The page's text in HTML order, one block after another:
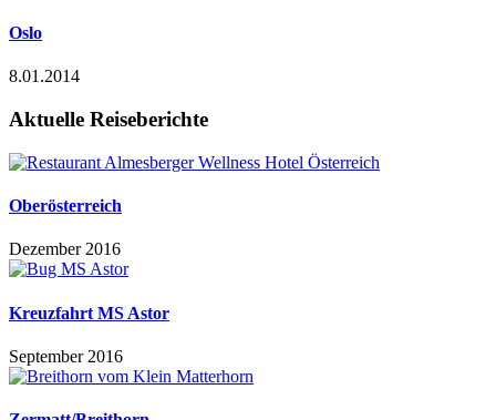
Oslo
8.01.2014
Aktuelle Reiseberichte
Oberösterreich
Dezember 2016
Kreuzfahrt MS Astor
September 2016